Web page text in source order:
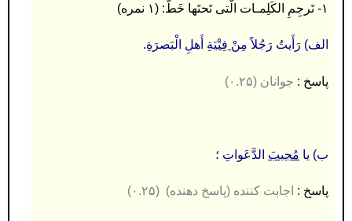
۱- تَرجِمِ الکَلِمـات الّتی تَحتَها خَطٌّ: (۱ نمره)
الف) رَأَیتُ رَجُلاً مِنْ فِتْیَةِ أَهلِ الْبَصرَةِ.
پاسخ : جوانان (۰.۲۵)
ب) یا مُجیبَ الدَّعَواتِ ؛
پاسخ : اجابت کننده (پاسخ دهنده) (۰.۲۵)